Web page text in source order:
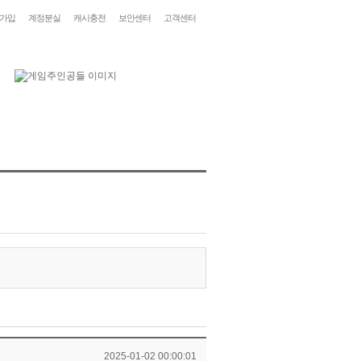
입 계정분실 캐시충전 보안센터 고객센터
2025-01-02 00:00:01